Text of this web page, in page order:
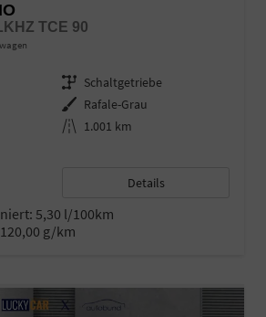
TCE 90
Getriebe Schaltgetriebe
Außenfarbe Rafale-Grau
Kilometerstand 1.001 km
Details
5,30 l/100km
120,00 g/km